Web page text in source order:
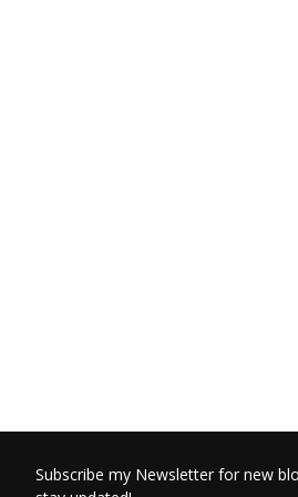
Subscribe my Newsletter for new